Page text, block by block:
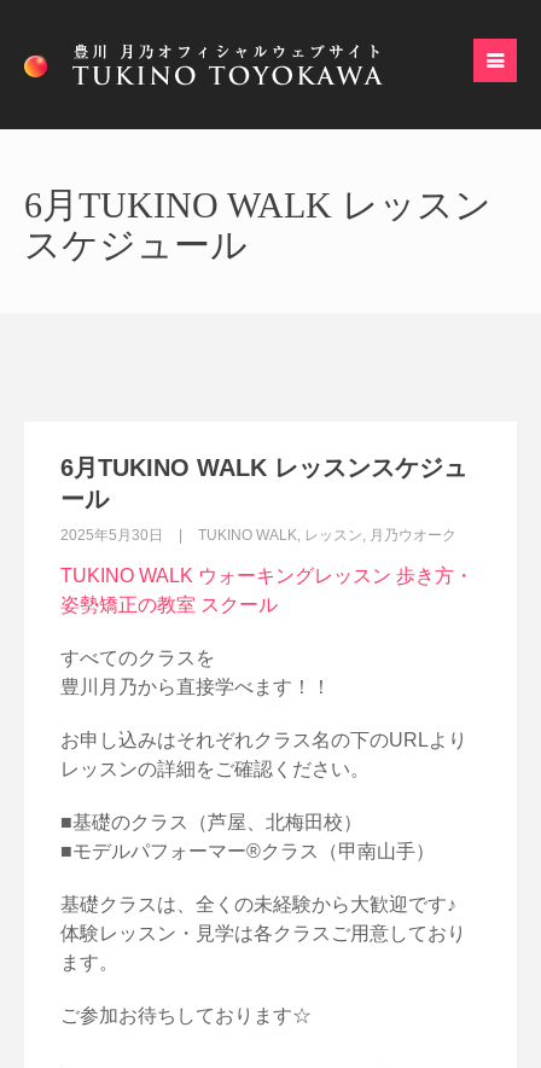
6月TUKINO WALK レッスン
スケジュール
6月TUKINO WALK レッスンスケジュ
ール
2025年5月30日 TUKINO WALK, レッスン, 月乃ウオーク
TUKINO WALK ウォーキングレッスン 歩き方・
姿勢矯正の教室 スクール
すべてのクラスを
豊川月乃から直接学べます！！
お申し込みはそれぞれクラス名の下のURLより
レッスンの詳細をご確認ください。
■基礎のクラス（芦屋、北梅田校）
■モデルパフォーマー®クラス（甲南山手）
基礎クラスは、全くの未経験から大歓迎です♪
体験レッスン・見学は各クラスご用意しており
ます。
ご参加お待ちしております☆